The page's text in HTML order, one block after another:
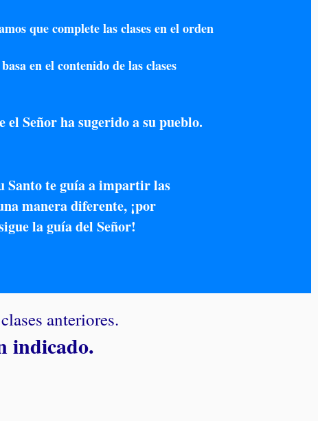
que complete las clases en el orden
en el contenido de las clases
el Señor ha sugerido a su pueblo.​
Santo te guía a impartir las
manera diferente, ¡por
la guía del Señor!
anteriores.
indicado.